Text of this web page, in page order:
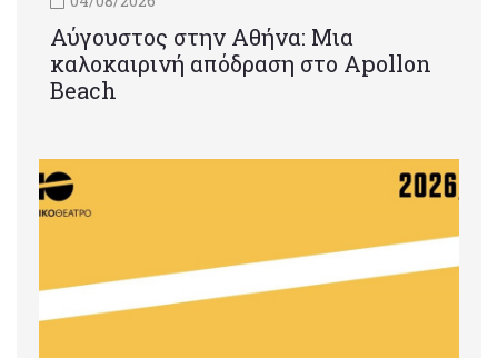
Αύγουστος στην Αθήνα: Μια
καλοκαιρινή απόδραση στο Apollon
Beach